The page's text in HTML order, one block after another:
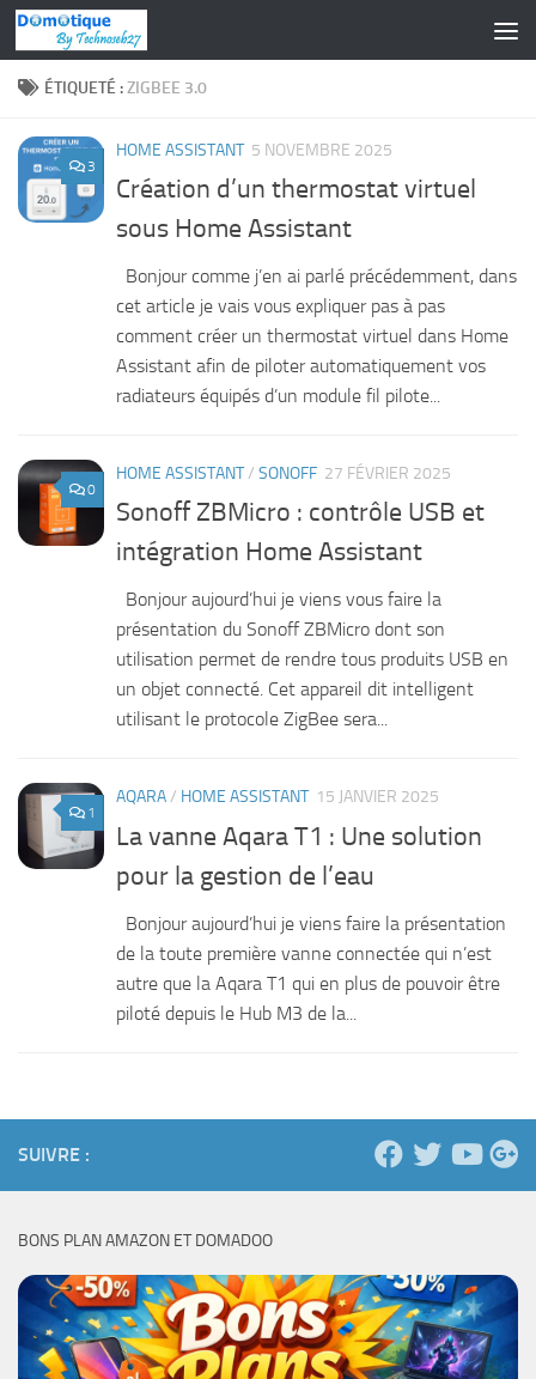
Skip to content
ÉTIQUETÉ :ZIGBEE 3.0
3
HOME ASSISTANT 5 NOVEMBRE 2025
Création d’un thermostat virtuel
sous Home Assistant
Bonjour comme j’en ai parlé précédemment, dans
cet article je vais vous expliquer pas à pas
comment créer un thermostat virtuel dans Home
Assistant afin de piloter automatiquement vos
radiateurs équipés d’un module fil pilote...
0
HOME ASSISTANT/ SONOFF 27 FÉVRIER 2025
Sonoff ZBMicro : contrôle USB et
intégration Home Assistant
Bonjour aujourd’hui je viens vous faire la
présentation du Sonoff ZBMicro dont son
utilisation permet de rendre tous produits USB en
un objet connecté. Cet appareil dit intelligent
utilisant le protocole ZigBee sera...
1
AQARA/ HOME ASSISTANT 15 JANVIER 2025
La vanne Aqara T1 : Une solution
pour la gestion de l’eau
Bonjour aujourd’hui je viens faire la présentation
de la toute première vanne connectée qui n’est
autre que la Aqara T1 qui en plus de pouvoir être
piloté depuis le Hub M3 de la...
SUIVRE :
BONS PLAN AMAZON ET DOMADOO